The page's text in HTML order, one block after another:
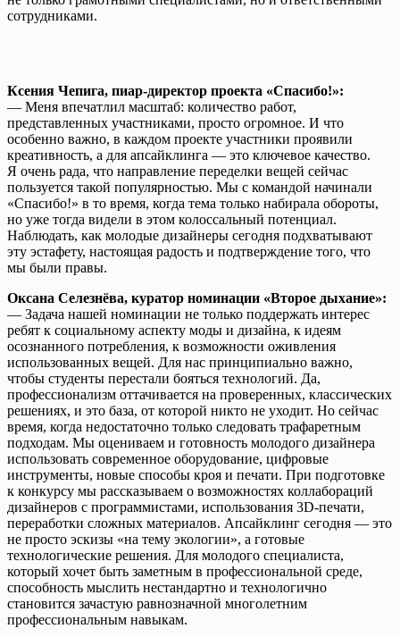
сотрудниками.
Ксения Чепига, пиар-директор проекта «Спасибо!»:
— Меня впечатлил масштаб: количество работ,
представленных участниками, просто огромное. И что
особенно важно, в каждом проекте участники проявили
креативность, а для апсайклинга — это ключевое качество.
Я очень рада, что направление переделки вещей сейчас
пользуется такой популярностью. Мы с командой начинали
«Спасибо!» в то время, когда тема только набирала обороты,
но уже тогда видели в этом колоссальный потенциал.
Наблюдать, как молодые дизайнеры сегодня подхватывают
эту эстафету, настоящая радость и подтверждение того, что
мы были правы.
Оксана Селезнёва, куратор номинации «Второе дыхание»:
— Задача нашей номинации не только поддержать интерес
ребят к социальному аспекту моды и дизайна, к идеям
осознанного потребления, к возможности оживления
использованных вещей. Для нас принципиально важно,
чтобы студенты перестали бояться технологий. Да,
профессионализм оттачивается на проверенных, классических
решениях, и это база, от которой никто не уходит. Но сейчас
время, когда недостаточно только следовать трафаретным
подходам. Мы оцениваем и готовность молодого дизайнера
использовать современное оборудование, цифровые
инструменты, новые способы кроя и печати. При подготовке
к конкурсу мы рассказываем о возможностях коллабораций
дизайнеров с программистами, использования 3D-печати,
переработки сложных материалов. Апсайклинг сегодня — это
не просто эскизы «на тему экологии», а готовые
технологические решения. Для молодого специалиста,
который хочет быть заметным в профессиональной среде,
способность мыслить нестандартно и технологично
становится зачастую равнозначной многолетним
профессиональным навыкам.